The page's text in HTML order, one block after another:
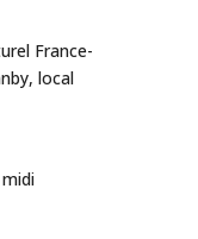
France-
local